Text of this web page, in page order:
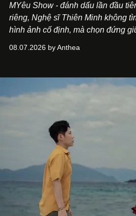
MYêu Show - đánh dấu lần đầu
riêng, Nghệ sĩ Thiên Minh không
hình ảnh cố định, mà chọn đứng
một bộ suit lụa - như một cách
08.07.2026 by Anthea